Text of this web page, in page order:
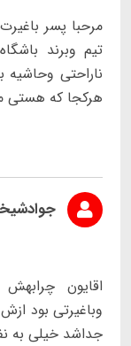
مرحبا پسر
تیم وبرند
ناراحتی وحاشیه
هرکجا که هستی
اقایون
وباغیرتی بود
جداشد خیلی به